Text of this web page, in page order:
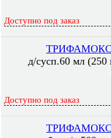
Доступно под заказ
ТРИФАМОКС
д/сусп.60 мл
Доступно под заказ
ТРИФАМОКС